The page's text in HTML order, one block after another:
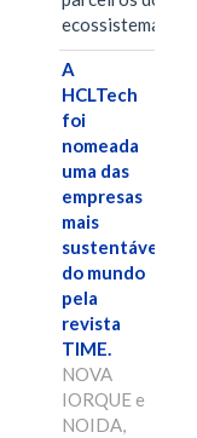
ecossistema.…
A
HCLTech
foi
nomeada
uma das
empresas
mais
sustentáveis
do mundo
pela
revista
TIME.
NOVA
IORQUE e
NOIDA,